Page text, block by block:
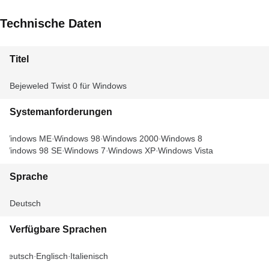
Technische Daten
Titel
Bejeweled Twist 0 für Windows
Systemanforderungen
Windows ME Windows 98 Windows 2000 Windows 8
Windows 98 SE Windows 7 Windows XP Windows Vista
Sprache
Deutsch
Verfügbare Sprachen
Deutsch Englisch Italienisch